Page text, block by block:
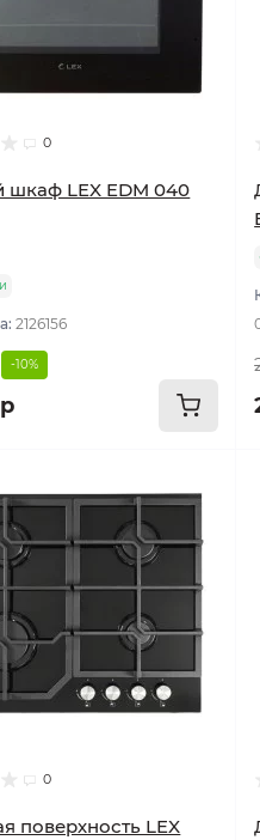
0
шкаф LEX EDM 040
2126156
-10%
0
поверхность LEX